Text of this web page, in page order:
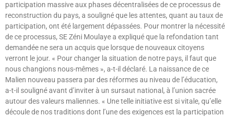
participation massive aux phases décentralisées de ce processus de
reconstruction du pays, a souligné que les attentes, quant au taux de
participation, ont été largement dépassées. Pour montrer la nécessité
de ce processus, SE Zéni Moulaye a expliqué que la refondation tant
demandée ne sera un acquis que lorsque de nouveaux citoyens
verront le jour. « Pour changer la situation de notre pays, il faut que
nous changions nous-mêmes », a-t-il déclaré. La naissance de ce
Malien nouveau passera par des réformes au niveau de l’éducation,
a-t-il souligné avant d’inviter à un sursaut national, à l’union sacrée
autour des valeurs maliennes. « Une telle initiative est si vitale, qu’elle
découle de nos traditions dont l’une des exigences est la participation